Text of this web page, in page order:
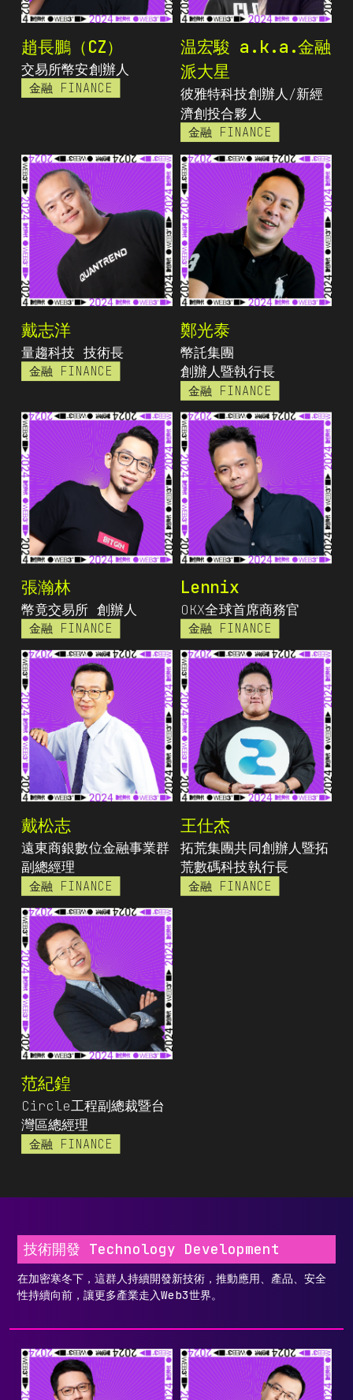
趙長鵬（CZ）
交易所幣安創辦人
金融 FINANCE
温宏駿 a.k.a.金融
派大星
彼雅特科技創辦人/新經
濟創投合夥人
金融 FINANCE
戴志洋
量趨科技 技術長
金融 FINANCE
鄭光泰
幣託集團
創辦人暨執行長
金融 FINANCE
張瀚林
幣竟交易所 創辦人
金融 FINANCE
Lennix
OKX全球首席商務官
金融 FINANCE
戴松志
遠東商銀數位金融事業群
副總經理
金融 FINANCE
王仕杰
拓荒集團共同創辦人暨拓
荒數碼科技執行長
金融 FINANCE
范紀鍠
Circle工程副總裁暨台
灣區總經理
金融 FINANCE
技術開發 Technology Development
在加密寒冬下，這群人持續開發新技術，推動應用、產品、安全
性持續向前，讓更多產業走入Web3世界。